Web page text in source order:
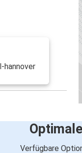
hannover
Verfügbare